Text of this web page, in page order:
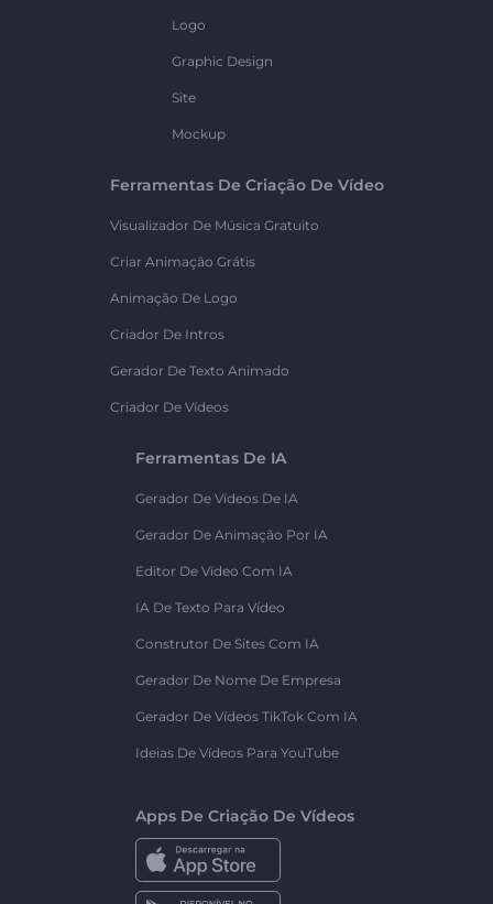
Logo
Graphic Design
Site
Mockup
Ferramentas De Criação De Vídeo
Visualizador De Música Gratuito
Criar Animação Grátis
Animação De Logo
Criador De Intros
Gerador De Texto Animado
Criador De Vídeos
Ferramentas De IA
Gerador De Vídeos De IA
Gerador De Animação Por IA
Editor De Vídeo Com IA
IA De Texto Para Vídeo
Construtor De Sites Com IA
Gerador De Nome De Empresa
Gerador De Vídeos TikTok Com IA
Ideias De Vídeos Para YouTube
Apps De Criação De Vídeos